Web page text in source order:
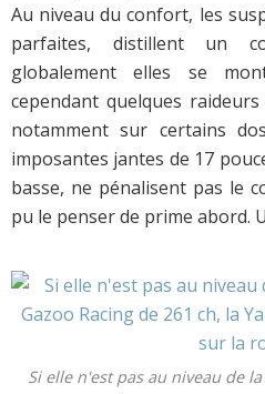
Au niveau du confort, les
parfaites, distillent un
globalement elles se
cependant quelques
notamment sur certains
imposantes jantes de 17
basse, ne pénalisent pas le
pu le penser de prime abord.
Si elle n'est pas au niveau de